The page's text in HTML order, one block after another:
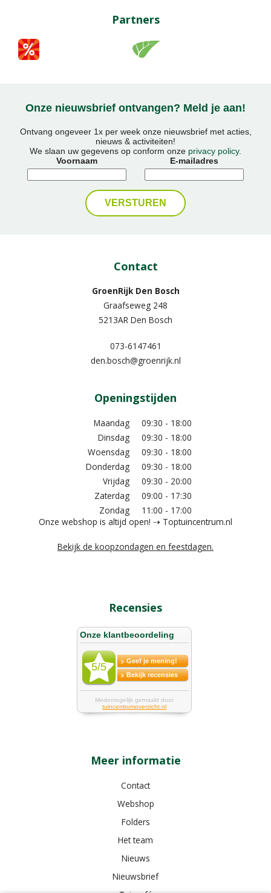
Partners
Onze nieuwsbrief ontvangen? Meld je aan!
Ontvang ongeveer 1x per week onze nieuwsbrief met acties,
nieuws & activiteiten!
We slaan uw gegevens op conform onze privacy policy.
Voornaam
E-mailadres
Contact
GroenRijk Den Bosch
Graafseweg 248
5213AR Den Bosch
073-6147461
den.bosch@groenrijk.nl
Openingstijden
Maandag
09:30 - 18:00
Dinsdag
09:30 - 18:00
Woensdag
09:30 - 18:00
Donderdag
09:30 - 18:00
Vrijdag
09:30 - 20:00
Zaterdag
09:00 - 17:30
Zondag
11:00 - 17:00
Onze webshop is altijd open! ⇢ Toptuincentrum.nl
Bekijk de koopzondagen en feestdagen.
Recensies
Meer informatie
Contact
Webshop
Folders
Het team
Nieuws
Nieuwsbrief